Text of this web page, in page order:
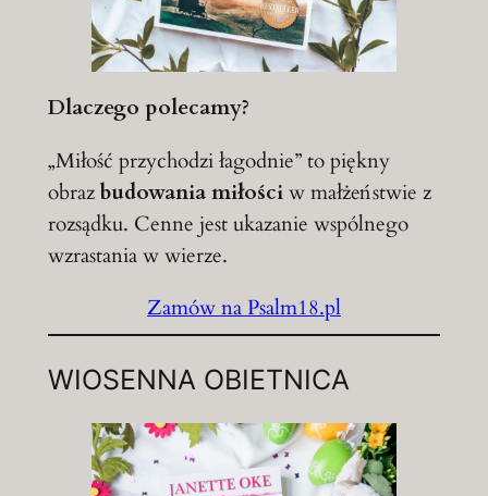
Dlaczego polecamy?
„Miłość przychodzi łagodnie” to piękny
obrazbudowania miłościw małżeństwie z
rozsądku. Cenne jest ukazanie wspólnego
wzrastania w wierze.
Zamów na Psalm18.pl
WIOSENNA OBIETNICA